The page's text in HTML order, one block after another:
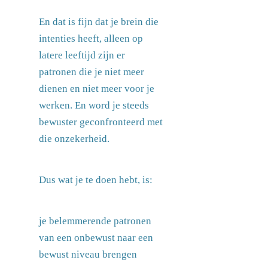
En dat is fijn dat je brein die
intenties heeft, alleen op
latere leeftijd zijn er
patronen die je niet meer
dienen en niet meer voor je
werken. En word je steeds
bewuster geconfronteerd met
die onzekerheid.
Dus wat je te doen hebt, is:
je belemmerende patronen
van een onbewust naar een
bewust niveau brengen